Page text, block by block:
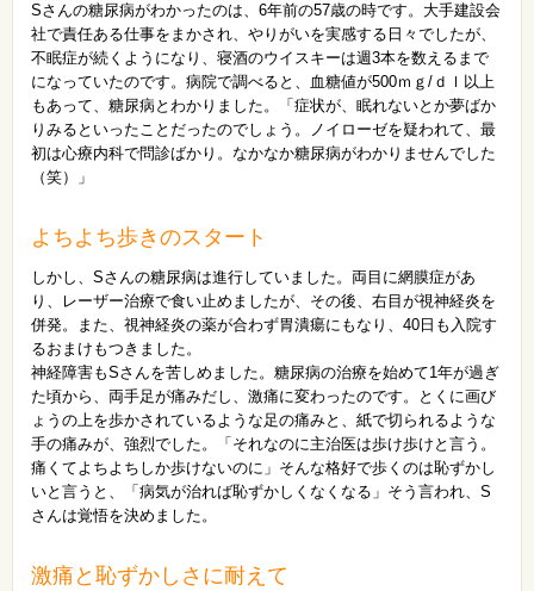
Sさんの糖尿病がわかったのは、6年前の57歳の時です。大手建設会
社で責任ある仕事をまかされ、やりがいを実感する日々でしたが、
不眠症が続くようになり、寝酒のウイスキーは週3本を数えるまで
になっていたのです。病院で調べると、血糖値が500ｍｇ/ｄｌ以上
もあって、糖尿病とわかりました。「症状が、眠れないとか夢ばか
りみるといったことだったのでしょう。ノイローゼを疑われて、最
初は心療内科で問診ばかり。なかなか糖尿病がわかりませんでした
（笑）」
よちよち歩きのスタート
しかし、Sさんの糖尿病は進行していました。両目に網膜症があ
り、レーザー治療で食い止めましたが、その後、右目が視神経炎を
併発。また、視神経炎の薬が合わず胃潰瘍にもなり、40日も入院す
るおまけもつきました。
神経障害もSさんを苦しめました。糖尿病の治療を始めて1年が過ぎ
た頃から、両手足が痛みだし、激痛に変わったのです。とくに画び
ょうの上を歩かされているような足の痛みと、紙で切られるような
手の痛みが、強烈でした。「それなのに主治医は歩け歩けと言う。
痛くてよちよちしか歩けないのに」そんな格好で歩くのは恥ずかし
いと言うと、「病気が治れば恥ずかしくなくなる」そう言われ、S
さんは覚悟を決めました。
激痛と恥ずかしさに耐えて